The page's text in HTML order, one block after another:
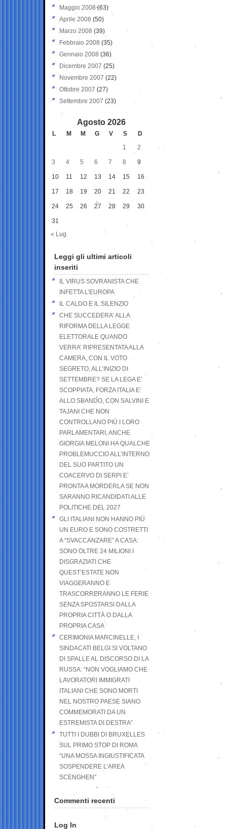
Maggio 2008(63)
Aprile 2008 (50)
Marzo 2008 (39)
Febbraio 2008 (35)
Gennaio 2008 (36)
Dicembre 2007 (25)
Novembre 2007 (22)
Ottobre 2007 (27)
Settembre 2007 (23)
Agosto 2026
L M M G V S
D
1
2
3 4 5 6 7 8 9
10 11 12 13 14 15 16
17 18 19 20 21 22 23
24 25 26 27 28 29 30
31
« Lug
Leggi gli ultimi articoli
inseriti
IL VIRUS SOVRANISTA CHE
INFETTA L’EUROPA
IL CALDO E IL SILENZIO
CHE SUCCEDERA’ ALLA
RIFORMA DELLA LEGGE
ELETTORALE QUANDO
VERRA’ RIPRESENTATA ALLA
CAMERA, CON IL VOTO
SEGRETO, ALL’INIZIO DI
SETTEMBRE? SE LA LEGA E’
SCOPPIATA, FORZA ITALIA E’
ALLO SBANDO, CON SALVINI E
TAJANI CHE NON
CONTROLLANO PIÙ I LORO
PARLAMENTARI, ANCHE
GIORGIA MELONI HA QUALCHE
PROBLEMUCCIO ALL’INTERNO
DEL SUO PARTITO UN
COACERVO DI SERPI E’
PRONTA A MORDERLA SE NON
SARANNO RICANDIDATI ALLE
POLITICHE DEL 2027
GLI ITALIANI NON HANNO PIÙ
UN EURO E SONO COSTRETTI
A “SVACCANZARE” A CASA:
SONO OLTRE 24 MILIONI I
DISGRAZIATI CHE
QUEST’ESTATE NON
VIAGGERANNO E
TRASCORRERANNO LE FERIE
SENZA SPOSTARSI DALLA
PROPRIA CITTÀ O DALLA
PROPRIA CASA
CERIMONIA MARCINELLE, I
SINDACATI BELGI SI VOLTANO
DI SPALLE AL DISCORSO DI LA
RUSSA: “NON VOGLIAMO CHE
LAVORATORI IMMIGRATI
ITALIANI CHE SONO MORTI
NEL NOSTRO PAESE SIANO
COMMEMORATI DA UN
ESTREMISTA DI DESTRA”
TUTTI I DUBBI DI BRUXELLES
SUL PRIMO STOP DI ROMA
“UNA MOSSA INGIUSTIFICATA
SOSPENDERE L’AREA
SCENGHEN”
Commenti recenti
Log In